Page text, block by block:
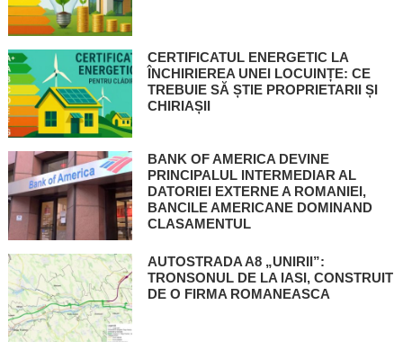
CERTIFICATUL ENERGETIC LA
ÎNCHIRIEREA UNEI LOCUINȚE: CE
TREBUIE SĂ ȘTIE PROPRIETARII ȘI
CHIRIAȘII
BANK OF AMERICA DEVINE
PRINCIPALUL INTERMEDIAR AL
DATORIEI EXTERNE A ROMANIEI,
BANCILE AMERICANE DOMINAND
CLASAMENTUL
AUTOSTRADA A8 „UNIRII”:
TRONSONUL DE LA IASI, CONSTRUIT
DE O FIRMA ROMANEASCA